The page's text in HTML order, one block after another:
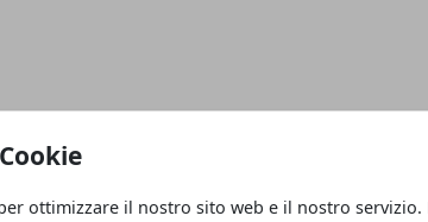
ottimizzare il nostro sito web e il nostro servizio.